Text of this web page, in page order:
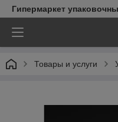
Гипермаркет
Товары и услуги